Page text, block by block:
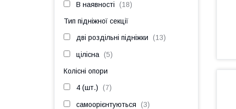
В наявності 18
Тип підніжної секції
дві роздільні підніжки 13
цілісна 5
Колісні опори
4 (шт.) 7
самоорієнтуються 3